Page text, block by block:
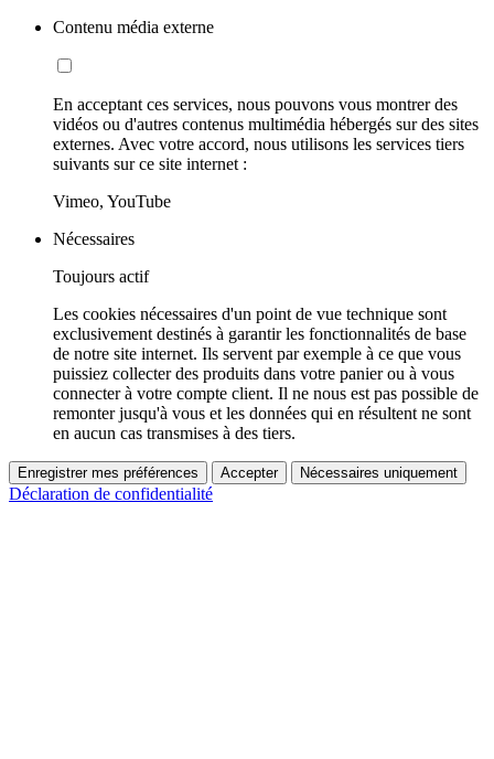
Contenu média externe
En acceptant ces services, nous pouvons vous montrer des
vidéos ou d'autres contenus multimédia hébergés sur des sites
externes. Avec votre accord, nous utilisons les services tiers
suivants sur ce site internet :
Vimeo, YouTube
Nécessaires
Toujours actif
Les cookies nécessaires d'un point de vue technique sont
exclusivement destinés à garantir les fonctionnalités de base
de notre site internet. Ils servent par exemple à ce que vous
puissiez collecter des produits dans votre panier ou à vous
connecter à votre compte client. Il ne nous est pas possible de
remonter jusqu'à vous et les données qui en résultent ne sont
en aucun cas transmises à des tiers.
Enregistrer mes préférences Accepter Nécessaires uniquement
Déclaration de confidentialité